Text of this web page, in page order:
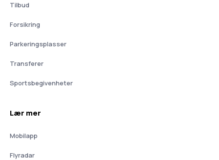
Tilbud
Forsikring
Parkeringsplasser
Transferer
Sportsbegivenheter
Lær mer
Mobilapp
Flyradar